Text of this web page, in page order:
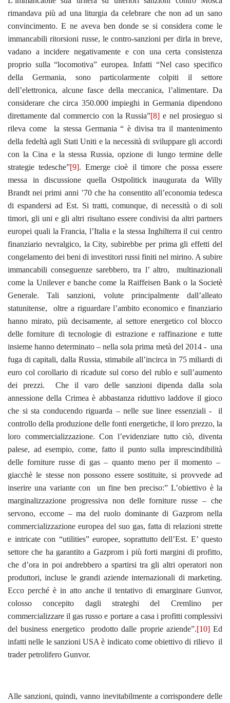
rimandava più ad una liturgia da celebrare che non ad un sano
convincimento. E ne aveva ben donde se si considera come le
immancabili ritorsioni russe, le contro-sanzioni per dirla in breve,
vadano a incidere negativamente e con una certa consistenza
proprio sulla “locomotiva” europea. Infatti “Nel caso specifico
della Germania, sono particolarmente colpiti il settore
dell’elettronica, alcune fasce della meccanica, l’alimentare. Da
considerare che circa 350.000 impieghi in Germania dipendono
direttamente dal commercio con la Russia”[8] e nel prosieguo si
rileva come la stessa Germania “ è divisa tra il mantenimento
della fedeltà agli Stati Uniti e la necessità di sviluppare gli accordi
con la Cina e la stessa Russia, opzione di lungo termine delle
strategie tedesche”[9]. Emerge cioè il timore che possa essere
messa in discussione quella Ostpolitick inaugurata da Willy
Brandt nei primi anni ’70 che ha consentito all’economia tedesca
di espandersi ad Est. Si tratti, comunque, di necessità o di soli
timori, gli uni e gli altri risultano essere condivisi da altri partners
europei quali la Francia, l’Italia e la stessa Inghilterra il cui centro
finanziario nevralgico, la City, subirebbe per prima gli effetti del
congelamento dei beni di investitori russi finiti nel mirino. A subire
immancabili conseguenze sarebbero, tra l’ altro, multinazionali
come la Unilever e banche come la Raiffeisen Bank o la Societè
Generale. Tali sanzioni, volute principalmente dall’alleato
statunitense, oltre a riguardare l’ambito economico e finanziario
hanno mirato, più decisamente, al settore energetico col blocco
delle forniture di tecnologie di estrazione e raffinazione e tutte
insieme hanno determinato – nella sola prima metà del 2014 - una
fuga di capitali, dalla Russia, stimabile all’incirca in 75 miliardi di
euro col corollario di ricadute sul corso del rublo e sull’aumento
dei prezzi. Che il varo delle sanzioni dipenda dalla sola
annessione della Crimea è abbastanza riduttivo laddove il gioco
che si sta conducendo riguarda – nelle sue linee essenziali - il
controllo della produzione delle fonti energetiche, il loro prezzo, la
loro commercializzazione. Con l’evidenziare tutto ciò, diventa
palese, ad esempio, come, fatto il punto sulla imprescindibilità
delle forniture russe di gas – quanto meno per il momento –
giacchè le stesse non possono essere sostituite, si provvede ad
inserire una variante con un fine ben preciso:” L’obiettivo è la
marginalizzazione progressiva non delle forniture russe – che
servono, eccome – ma del ruolo dominante di Gazprom nella
commercializzazione europea del suo gas, fatta di relazioni strette
e intricate con “utilities” europee, soprattutto dell’Est. E’ questo
settore che ha garantito a Gazprom i più forti margini di profitto,
che d’ora in poi andrebbero a spartirsi tra gli altri operatori non
produttori, incluse le grandi aziende internazionali di marketing.
Ecco perché è in atto anche il tentativo di emarginare Gunvor,
colosso concepito dagli strateghi del Cremlino per
commercializzare il gas russo e portare a casa i profitti complessivi
del business energetico prodotto dalle proprie aziende”.[10]Ed
infatti nelle le sanzioni USA è indicato come obiettivo di rilievo il
trader petrolifero Gunvor.
Alle sanzioni, quindi, vanno inevitabilmente a corrispondere delle